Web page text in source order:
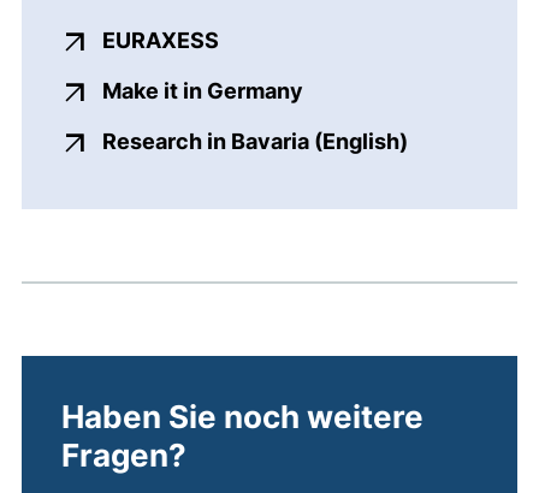
EURAXESS
Make it in Germany
Research in Bavaria (English)
Haben Sie noch weitere
Fragen?